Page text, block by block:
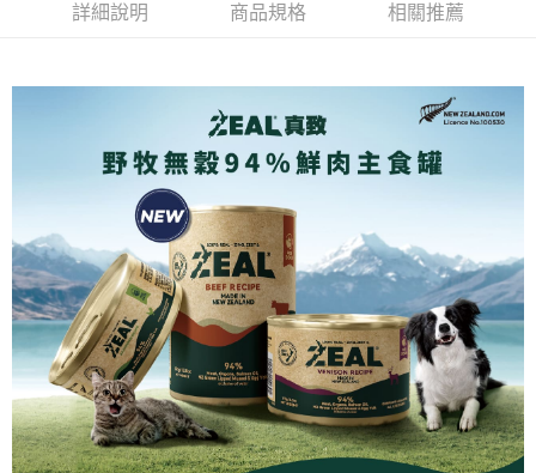
易，需依本服務之必要範圍內提供個人資料，並將交易相關給付款項請求債
３．未成年的使用者請事先徵得法定代理人或監護人之同意方可使用
「AFTEE先享後付」，若未經同意申辦者引起之損失，本公司不負相關責
４．使用「AFTEE先享後付」時，將依據個別帳號之用戶狀況，依本公司即
時審查核予不同之上限額度；若仍有額度不足之情形，本公司將視審查結果
請求用戶進行身份認證。
５．嚴禁一人註冊多個帳號或使用他人資訊註冊。若發現惡意使用之情形，
恩沛科技股份有限公司將有權停止該用戶之使用額度並採取法律行動。
每筆NT$180
詳細說明 商品規格 相關推薦